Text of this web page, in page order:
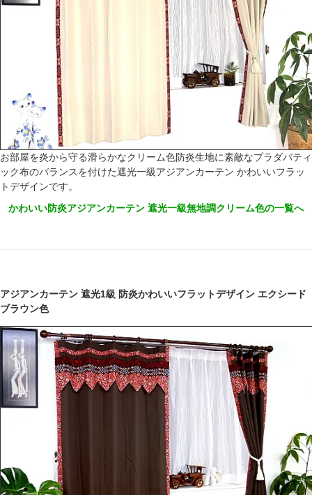
お部屋を炎から守る滑らかなクリーム色防炎生地に素敵なプラダバティ
ック布のバランスを付けた遮光一級アジアンカーテン かわいいフラッ
トデザインです。
かわいい防炎アジアンカーテン 遮光一級無地調クリーム色の一覧へ
アジアンカーテン 遮光1級 防炎かわいいフラットデザイン エクシード
ブラウン色